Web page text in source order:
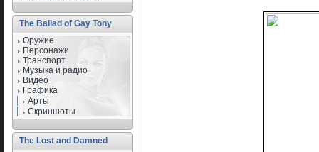
The Ballad of Gay Tony
Оружие
Персонажи
Транспорт
Музыка и радио
Видео
Графика
Арты
Скриншоты
The Lost and Damned